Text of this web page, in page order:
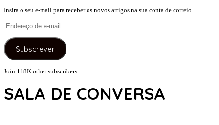
Insira o seu e-mail para receber os novos artigos na sua conta de correio.
Endereço
de
e-
mail
Subscrever
Join 118K other subscribers
SALA DE CONVERSA